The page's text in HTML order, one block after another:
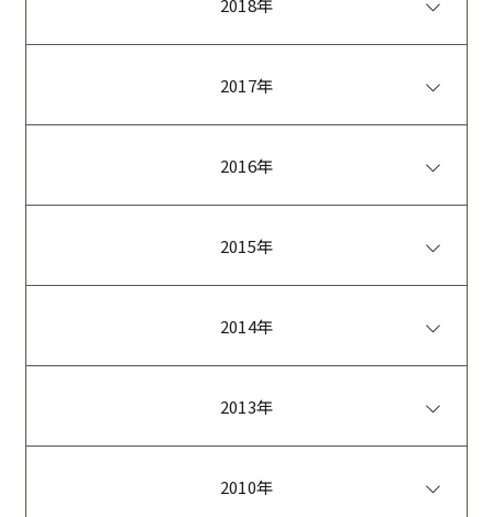
2018年
2017年
2016年
2015年
2014年
2013年
2010年